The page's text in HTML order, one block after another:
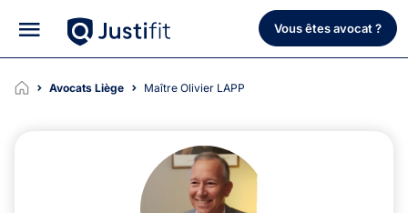
Vous êtes avocat ?
Avocats Liège Maître Olivier LAPP